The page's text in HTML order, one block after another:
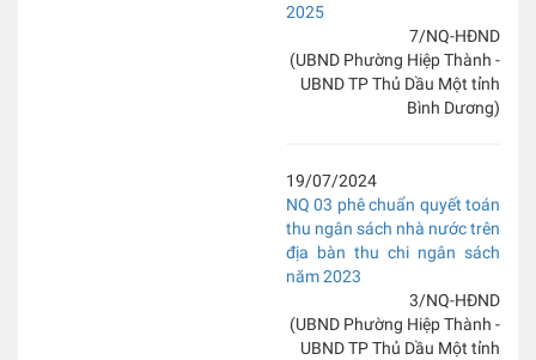
2025
7/NQ-HĐND
(UBND Phường Hiệp Thành -
UBND TP Thủ Dầu Một tỉnh
Bình Dương)
19/07/2024
NQ 03 phê chuẩn quyết toán
thu ngân sách nhà nước trên
địa bàn thu chi ngân sách
năm 2023
3/NQ-HĐND
(UBND Phường Hiệp Thành -
UBND TP Thủ Dầu Một tỉnh